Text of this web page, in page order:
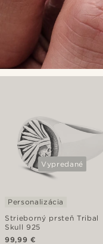
Vypredané
Strieborný prsteň Tribal
Skull 925
Personalizácia
99,99 €